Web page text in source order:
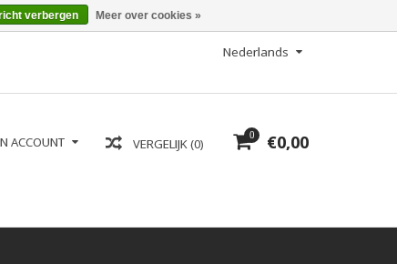
Nederlands
0 €0,00
VERGELIJK (0)
ACCOUNT
verbergen Meer over cookies »